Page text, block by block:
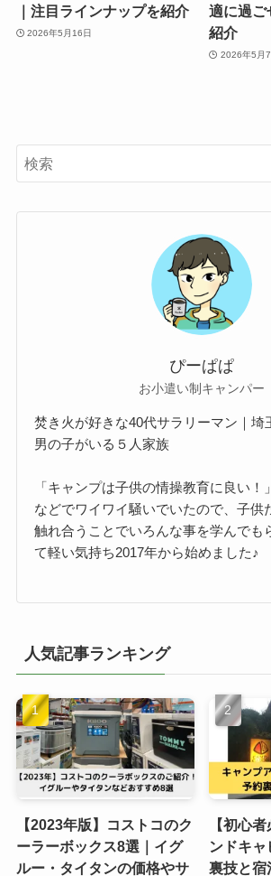
｜注目ラインナップを紹介
2026年5月16日
適に過ご
紹介
2026年5月7
ぴーぱぱ
お小遣い制キャンパー
焚き火が好きな40代サラリーマン｜埼
男の子がいる５人家族
「キャンプは子供の情操教育に良い！
などでワイワイ騒いでいたので、子供
触れ合うことでいろんな事を学んでも
て軽い気持ち2017年から始めました♪
人気記事ランキング
【2023年版】コストコのク
ーラーボックス8選｜イグ
ルー・タイタンの価格やサ
【初心
ンドキ
裏技と宿